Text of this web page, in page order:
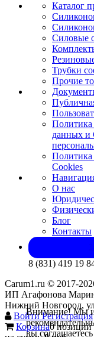
Каталог
Силовые
Трубки
Прочие
Политика
данных и
Политика
Cookies
О нас
Блог
Контакты
8 (831) 419 19
Carum1.ru © 2017-
ИП Агафонова
Нижний Новгород,
ВойтиРегистрация
Корзина0 позиций
Внимание! Мы
вы